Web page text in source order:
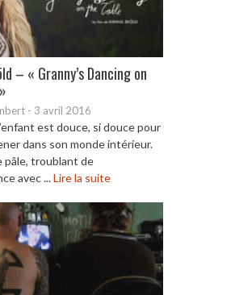
– « Granny’s Dancing on
- 3 avril 2016
est douce, si douce pour
dans son monde intérieur.
pâle, troublant de
avec ...Lire la suite